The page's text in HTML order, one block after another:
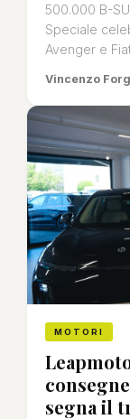
500.000 B-
Speciale
Avenger e
Vincenzo
MOTORI
segna il